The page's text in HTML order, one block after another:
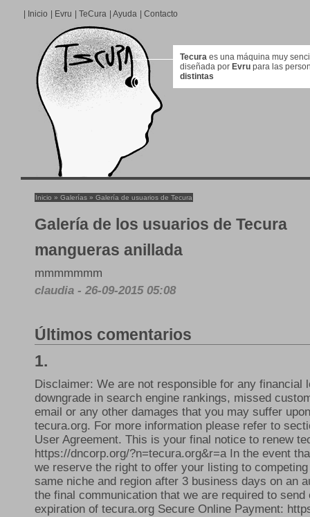
Inicio Evru TeCura Ayuda Contacto
Tecura es una máquina muy
diseñada por Evru para las
distintas
Inicio » Galerías » Galería de usuarios de Tecura
Galería de los usuarios de Tecura
mangueras anillada
mmmmmmm
claudia - 26-09-2015 05:08
Últimos comentarios
1.
Disclaimer: We are not responsible for any financial
downgrade in search engine rankings, missed
email or any other damages that you may suffer
tecura.org. For more information please refer to
User Agreement. This is your final notice to renew
https://dncorp.org/?n=tecura.org&r=a In the event
we reserve the right to offer your listing to
same niche and region after 3 business days on an
the final communication that we are required to send
expiration of tecura.org Secure Online Payment: